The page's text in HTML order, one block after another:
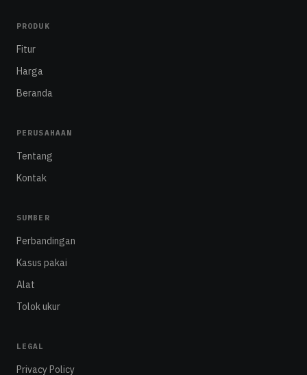
PRODUK
Fitur
Harga
Beranda
PERUSAHAAN
Tentang
Kontak
SUMBER
Perbandingan
Kasus pakai
Alat
Tolok ukur
LEGAL
Privacy Policy